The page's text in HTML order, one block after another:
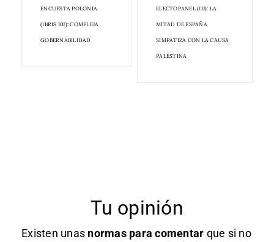
ENCUESTA POLONIA
(IBRIS 10J): COMPLEJA
GOBERNABILIDAD
ELECTOPANEL (11J): LA
MITAD DE ESPAÑA
SIMPATIZA CON LA CAUSA
PALESTINA
Tu opinión
Existen unas normas para comentar que si no